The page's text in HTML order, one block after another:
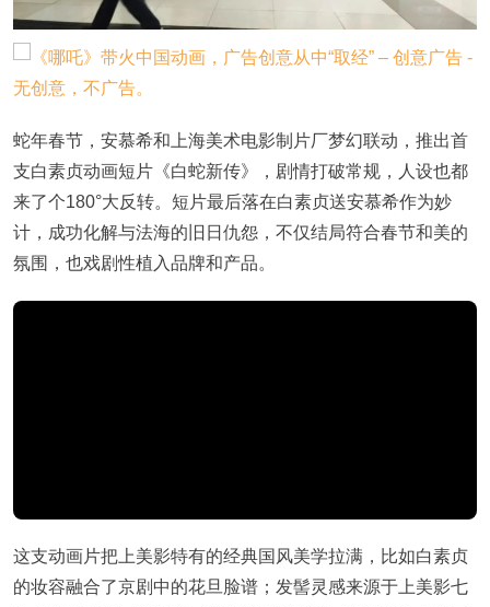
蛇年春节，安慕希和上海美术电影制片厂梦幻联动，推出首
支白素贞动画短片《白蛇新传》，剧情打破常规，人设也都
来了个180°大反转。短片最后落在白素贞送安慕希作为妙
计，成功化解与法海的旧日仇怨，不仅结局符合春节和美的
氛围，也戏剧性植入品牌和产品。
这支动画片把上美影特有的经典国风美学拉满，比如白素贞
的妆容融合了京剧中的花旦脸谱；发髻灵感来源于上美影七